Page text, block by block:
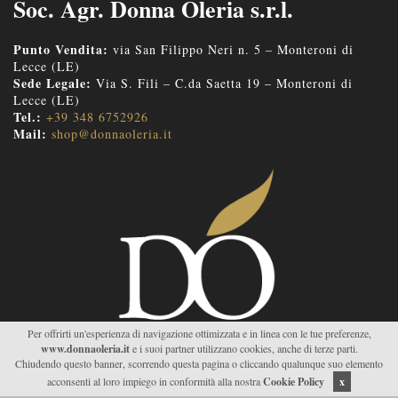
Soc. Agr. Donna Oleria s.r.l.
Punto Vendita: via San Filippo Neri n. 5 – Monteroni di
Lecce (LE)
Sede Legale: Via S. Fili – C.da Saetta 19 – Monteroni di
Lecce (LE)
Tel.: +39 348 6752926
Mail: shop@donnaoleria.it
Per offrirti un'esperienza di navigazione ottimizzata e in linea con le tue preferenze,
www.donnaoleria.ite i suoi partner utilizzano cookies, anche di terze parti.
Chiudendo questo banner, scorrendo questa pagina o cliccando qualunque suo elemento
acconsenti al loro impiego in conformità alla nostraCookie Policy